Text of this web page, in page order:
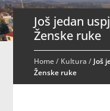
Još jedan
Ženske ruke
Home/ Kultura / Još
Ženske ruke